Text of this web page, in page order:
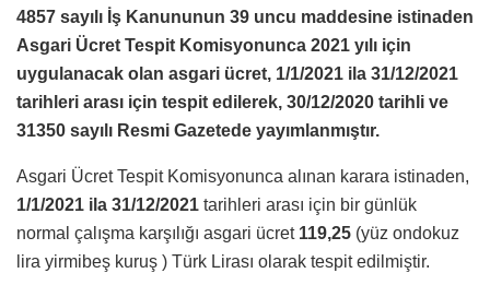
4857 sayılı İş Kanununun 39 uncu maddesine istinaden
Asgari Ücret Tespit Komisyonunca 2021 yılı için
uygulanacak olan asgari ücret, 1/1/2021 ila 31/12/2021
tarihleri arası için tespit edilerek, 30/12/2020 tarihli ve
31350 sayılı Resmi Gazetede yayımlanmıştır.
Asgari Ücret Tespit Komisyonunca alınan karara istinaden,
1/1/2021 ila 31/12/2021 tarihleri arası için bir günlük
normal çalışma karşılığı asgari ücret 119,25 (yüz ondokuz
lira yirmibeş kuruş ) Türk Lirası olarak tespit edilmiştir.